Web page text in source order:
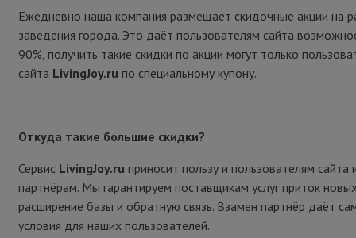
Ежедневно наша компания размещает скидочные акции на
заведения города. Это даёт пользователям сайта
90%, получить такие скидки по акции могут только
сайта LivingJoy.ru по специальному купону.
Откуда такие большие скидки?
Сервис LivingJoy.ru приносит пользу и пользователям сайта
партнёрам. Мы гарантируем поставщикам услуг приток
расширение базы и обратную связь. Взамен партнёр даёт
условия для наших пользователей.